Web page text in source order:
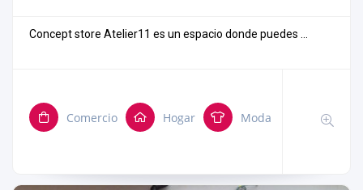
Concept store Atelier11 es un espacio donde puedes ...
Comercio Hogar Moda